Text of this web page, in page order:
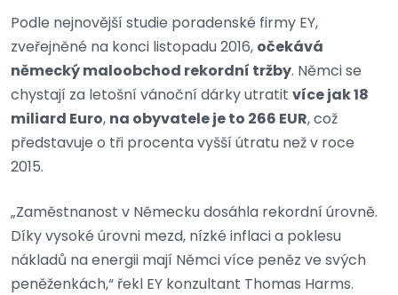
Podle nejnovější studie poradenské firmy EY,
zveřejněné na konci listopadu 2016, očekává
německý maloobchod rekordní tržby. Němci se
chystají za letošní vánoční dárky utratit více jak 18
miliard Euro, na obyvatele je to 266 EUR, což
představuje o tři procenta vyšší útratu než v roce
2015.
„Zaměstnanost v Německu dosáhla rekordní úrovně.
Díky vysoké úrovni mezd, nízké inflaci a poklesu
nákladů na energii mají Němci více peněz ve svých
peněženkách,“ řekl EY konzultant Thomas Harms.